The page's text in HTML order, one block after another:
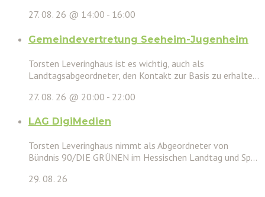
27. 08. 26 @ 14:00 - 16:00
Gemeindevertretung Seeheim-Jugenheim
Torsten Leveringhaus ist es wichtig, auch als
Landtagsabgeordneter, den Kontakt zur Basis zu erhalte...
27. 08. 26 @ 20:00 - 22:00
LAG DigiMedien
Torsten Leveringhaus nimmt als Abgeordneter von
Bündnis 90/DIE GRÜNEN im Hessischen Landtag und Sp...
29. 08. 26